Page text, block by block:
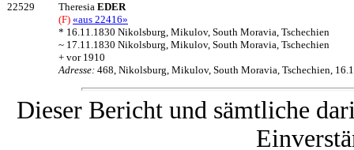
22529 Theresia EDER
(F) «aus 22416»
* 16.11.1830 Nikolsburg, Mikulov, South Moravia, Tschechien
~ 17.11.1830 Nikolsburg, Mikulov, South Moravia, Tschechien
+ vor 1910
Adresse: 468, Nikolsburg, Mikulov, South Moravia, Tschechien,
Dieser Bericht und sämtliche